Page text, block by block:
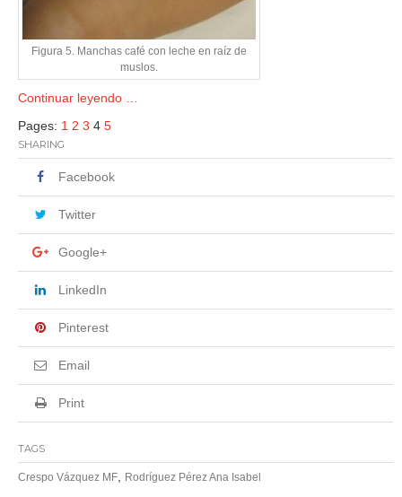
Figura 5. Manchas café con leche en raíz de
muslos.
Continuar leyendo …
Pages: 1 2 3 4 5
SHARING
Facebook
Twitter
Google+
LinkedIn
Pinterest
Email
Print
TAGS
Crespo Vázquez MF Rodríguez Pérez Ana Isabel